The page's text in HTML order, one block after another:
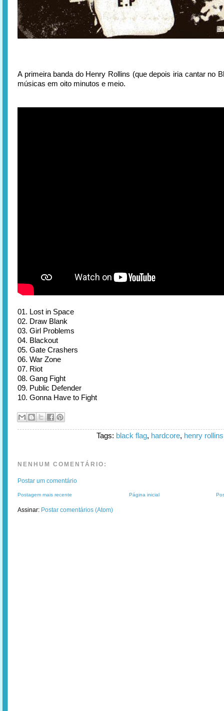
A primeira banda do Henry Rollins (que depois iria cantar no
músicas em oito minutos e meio.
01. Lost in Space
02. Draw Blank
03. Girl Problems
04. Blackout
05. Gate Crashers
06. War Zone
07. Riot
08. Gang Fight
09. Public Defender
10. Gonna Have to Fight
Tags: black flag, hardcore, henry rollins
NENHUM COMENTÁRIO:
Postar um comentário
Postagem mais recente Página inicial
Assinar: Postar comentários (Atom)